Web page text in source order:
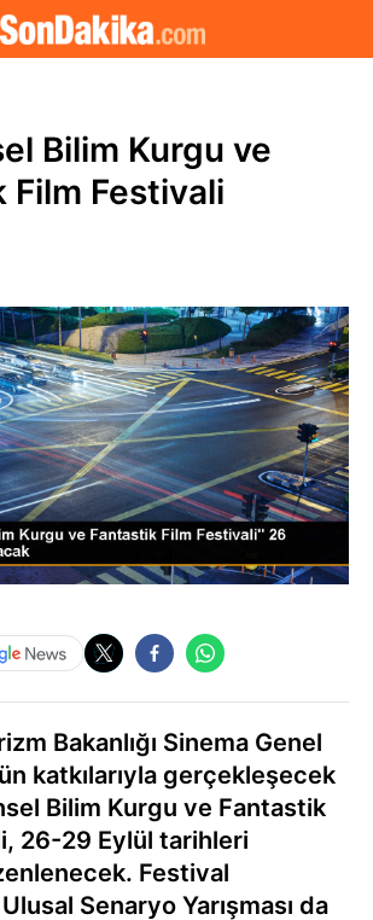
Bilim Kurgu ve
Film Festivali
Bakanlığı Sinema Genel
katkılarıyla gerçekleşecek
Bilim Kurgu ve Fantastik
26-29 Eylül tarihleri
Festival
Senaryo Yarışması da